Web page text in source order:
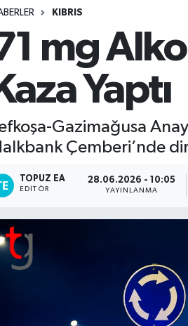
KIBRIS
mg
Kaza Yaptı
Gazimağusa
Çemberi’nde
TOPUZ EA
EDITÖR
28.06.2026 - 10:05
YAYINLANMA
Puan Durumu ve Fikstür
Haberleri